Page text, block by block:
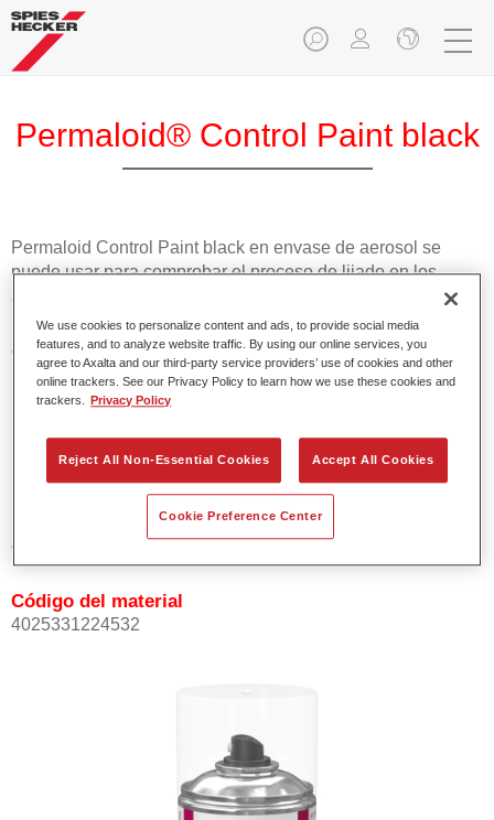
Permaloid® Control Paint black
Permaloid Control Paint black en envase de aerosol se
puede usar para comprobar el proceso de lijado en los
aparejos.
Características del producto
Aplicación fácil y segura.
Product Variant
Not available
Referencia del artículo
41271181
Código del material
4025331224532
We use cookies to personalize content and ads, to provide social media
features, and to analyze website traffic. By using our online services, you
agree to Axalta and our third-party service providers’ use of cookies and other
online trackers. See our Privacy Policy to learn how we use these cookies and
trackers.
Privacy Policy
Reject All Non-Essential Cookies Accept All Cookies
Cookie Preference Center